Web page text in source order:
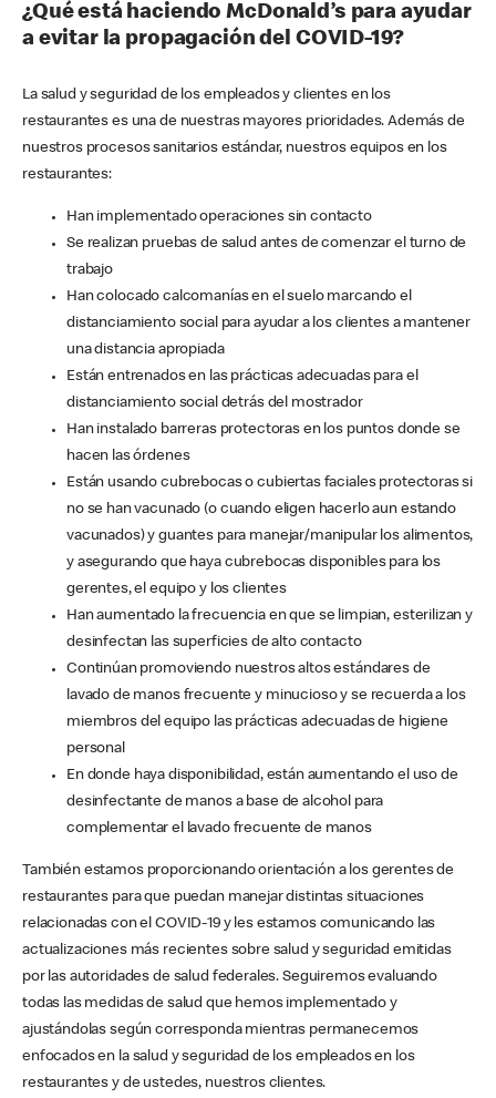
¿Qué está haciendo McDonald’s para ayudar
a evitar la propagación del COVID-19?
La salud y seguridad de los empleados y clientes en los
restaurantes es una de nuestras mayores prioridades. Además de
nuestros procesos sanitarios estándar, nuestros equipos en los
restaurantes:
Han implementado operaciones sin contacto
Se realizan pruebas de salud antes de comenzar el turno de
trabajo
Han colocado calcomanías en el suelo marcando el
distanciamiento social para ayudar a los clientes a mantener
una distancia apropiada
Están entrenados en las prácticas adecuadas para el
distanciamiento social detrás del mostrador
Han instalado barreras protectoras en los puntos donde se
hacen las órdenes
Están usando cubrebocas o cubiertas faciales protectoras si
no se han vacunado (o cuando eligen hacerlo aun estando
vacunados) y guantes para manejar/manipular los alimentos,
y asegurando que haya cubrebocas disponibles para los
gerentes, el equipo y los clientes
Han aumentado la frecuencia en que se limpian, esterilizan y
desinfectan las superficies de alto contacto
Continúan promoviendo nuestros altos estándares de
lavado de manos frecuente y minucioso y se recuerda a los
miembros del equipo las prácticas adecuadas de higiene
personal
En donde haya disponibilidad, están aumentando el uso de
desinfectante de manos a base de alcohol para
complementar el lavado frecuente de manos
También estamos proporcionando orientación a los gerentes de
restaurantes para que puedan manejar distintas situaciones
relacionadas con el COVID-19 y les estamos comunicando las
actualizaciones más recientes sobre salud y seguridad emitidas
por las autoridades de salud federales. Seguiremos evaluando
todas las medidas de salud que hemos implementado y
ajustándolas según corresponda mientras permanecemos
enfocados en la salud y seguridad de los empleados en los
restaurantes y de ustedes, nuestros clientes.